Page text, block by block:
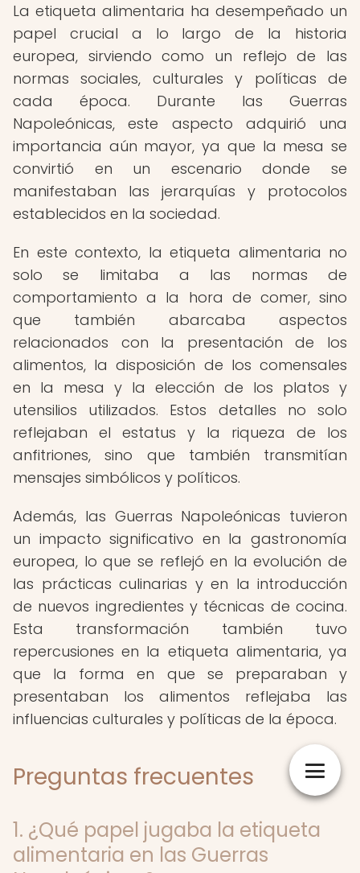
La etiqueta alimentaria ha desempeñado un
papel crucial a lo largo de la historia
europea, sirviendo como un reflejo de las
normas sociales, culturales y políticas de
cada época. Durante las Guerras
Napoleónicas, este aspecto adquirió una
importancia aún mayor, ya que la mesa se
convirtió en un escenario donde se
manifestaban las jerarquías y protocolos
establecidos en la sociedad.
En este contexto, la etiqueta alimentaria no
solo se limitaba a las normas de
comportamiento a la hora de comer, sino
que también abarcaba aspectos
relacionados con la presentación de los
alimentos, la disposición de los comensales
en la mesa y la elección de los platos y
utensilios utilizados. Estos detalles no solo
reflejaban el estatus y la riqueza de los
anfitriones, sino que también transmitían
mensajes simbólicos y políticos.
Además, las Guerras Napoleónicas tuvieron
un impacto significativo en la gastronomía
europea, lo que se reflejó en la evolución de
las prácticas culinarias y en la introducción
de nuevos ingredientes y técnicas de cocina.
Esta transformación también tuvo
repercusiones en la etiqueta alimentaria, ya
que la forma en que se preparaban y
presentaban los alimentos reflejaba las
influencias culturales y políticas de la época.
Preguntas frecuentes
1. ¿Qué papel jugaba la etiqueta
alimentaria en las Guerras